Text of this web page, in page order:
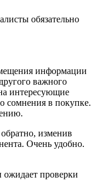
обязательно
информации
важного
интересующие
сомнения в покупке.
изменив
Очень удобно.
проверки